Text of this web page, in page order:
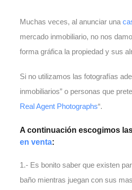
Muchas veces, al anunciar una
mercado inmobiliario, no nos
forma gráfica la propiedad y sus
Si no utilizamos las fotografías
inmobiliarios” o personas que
Real Agent Photographs“.
A continuación escogimos
en venta:
1.- Es bonito saber que existen
baño mientras juegan con sus